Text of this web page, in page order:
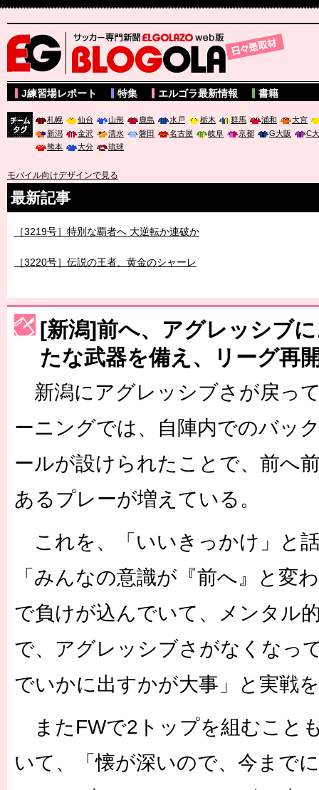
サッカー専門新聞ELGOLAZO web版 BLOGOLA
J練習場レポート 特集 エルゴラ最新情報 書籍
札幌 仙台 山形 鹿島 水戸 栃木 群馬 浦和
大宮
新潟
金沢 清水 磐田 名古屋 岐阜 京都 G大阪
C
熊本
大分 琉球
モバイル向けデザインで見る
最新記事
［3230号］世界一への夢は終わらない
［3223号］一丸。日本出陣
[新潟]前へ、アグレッシブ
たな武器を備え、リーグ再
新潟にアグレッシブさが戻っ
ーニングでは、自陣内でのバッ
ールが設けられたことで、前へ
あるプレーが増えている。
これを、「いいきっかけ」と
「みんなの意識が『前へ』と変
で負けが込んでいて、メンタル
で、アグレッシブさがなくなっ
でいかに出すかが大事」と実戦
またFWで2トップを組むこと
いて、「懐が深いので、今まで